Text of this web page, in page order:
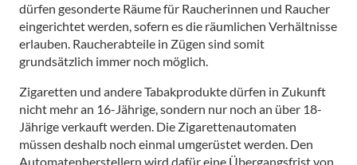
dürfen gesonderte Räume für Raucherinnen und Raucher
eingerichtet werden, sofern es die räumlichen Verhältnisse
erlauben. Raucherabteile in Zügen sind somit
grundsätzlich immer noch möglich.
Zigaretten und andere Tabakprodukte dürfen in Zukunft
nicht mehr an 16-Jährige, sondern nur noch an über 18-
Jährige verkauft werden. Die Zigarettenautomaten
müssen deshalb noch einmal umgerüstet werden. Den
Automatenherstellern wird dafür eine Übergangsfrist von